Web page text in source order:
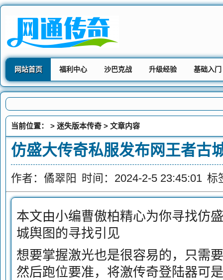
网站首页 福利中心 沙巴克战 升级经验 基础入门
当前位置： > 迷失版本传奇 > 文章内容
仿盛大传奇私服发布网王者古
作者：僪翠阳 时间：2024-2-5 23:45:01 标
本文由小编曹傲柏精心为你寻找仿
城舆图的寻找引见
想要掌握激光也是很容易的，只需
然后跑位要准，将激传奇登陆器可